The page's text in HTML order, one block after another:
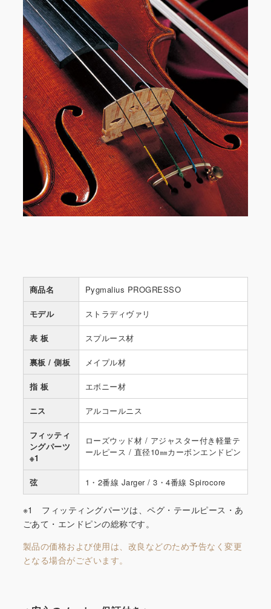
商品名 Pygmalius PROGRESSO
モデル ストラディヴァリ
表 板 スプルース材
裏板 / 側板 メイプル材
指 板 エボニー材
ニス アルコールニス
フィッティ
ングパーツ
※1
ローズウッド材 / アジャスター付き軽量テ
ールピース / 直径10㎜カーボンエンドピン
弦 1・2番線 Jarger / 3・4番線 Spirocore
※1 フィッティングパーツは、ペグ・テールピース・あ
ごあて・エンドピンの総称です。
製品の価格および使用は、改良などのため予告なく変更
となる場合がございます。